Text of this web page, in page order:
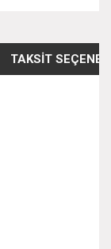
TAKSIT